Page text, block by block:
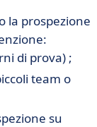
la prospezione
di prova) ;
team o
su